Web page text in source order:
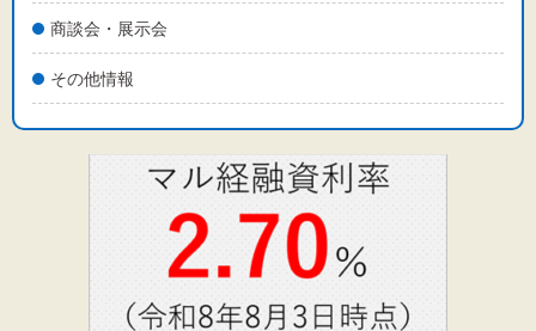
商談会・展示会
その他情報